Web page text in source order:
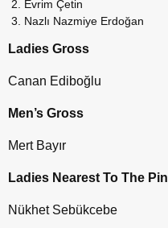
Evrim Çetin
Nazlı Nazmiye Erdoğan
Ladies Gross
Canan Ediboğlu
Men’s Gross
Mert Bayır
Ladies Nearest To The Pin
Nükhet Sebükcebe